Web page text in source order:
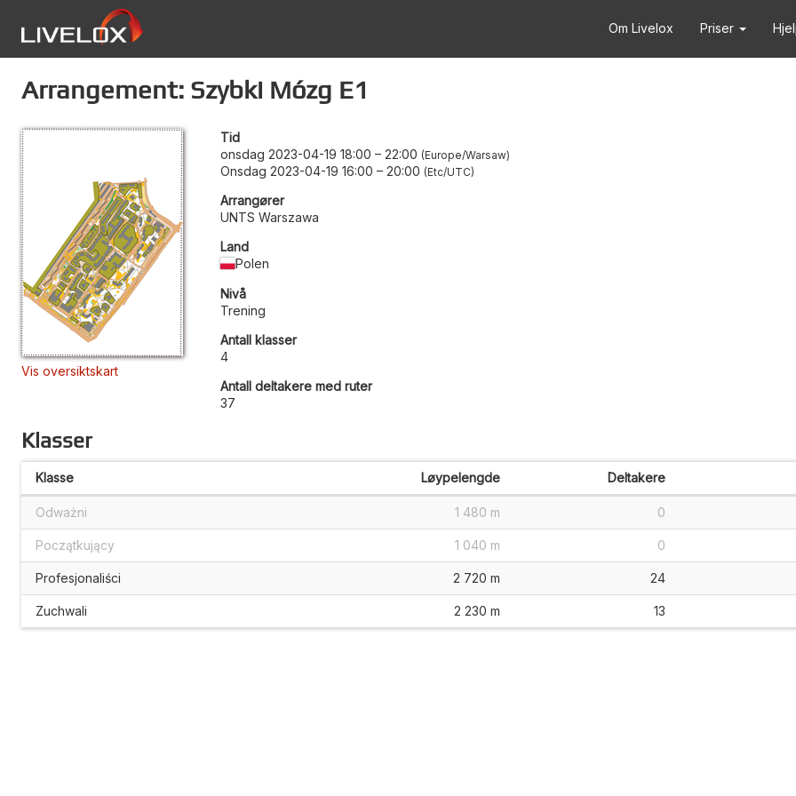
Om Livelox Priser
Arrangement: Szybki Mózg E1
Vis oversiktskart
Tid
onsdag 2023-04-19 18:00 – 22:00 Europe/Warsaw
Onsdag 2023-04-19 16:00 – 20:00 Etc/UTC
Arrangører
UNTS Warszawa
Land
Polen
Nivå
Trening
Antall klasser
4
Antall deltakere med ruter
37
Klasser
Klasse Løypelengde Deltakere
Odważni 1 480 m 0
Początkujący 1 040 m 0
Profesjonaliści 2 720 m 24
Zuchwali 2 230 m 13